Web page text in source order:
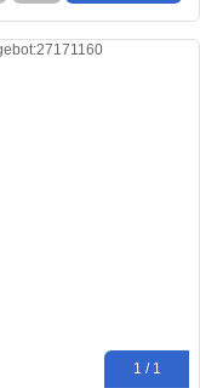
1 / 1